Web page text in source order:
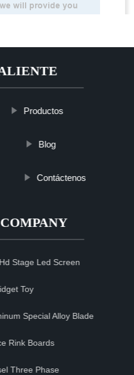
Productos
Blog
Contáctenos
Hd Stage Led Screen
Toy
Special Alloy Blade
Rink Boards
Three Phase